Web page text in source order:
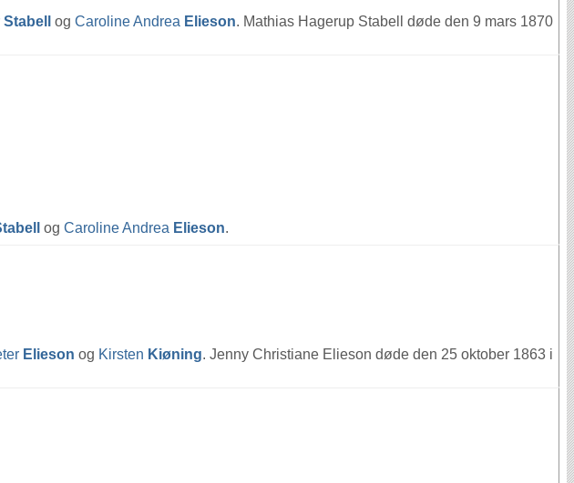
Stabell og Caroline Andrea Elieson. Mathias Hagerup Stabell døde den 9 mars 1870
og Caroline Andrea Elieson.
Elieson og Kirsten Kiøning. Jenny Christiane Elieson døde den 25 oktober 1863 i